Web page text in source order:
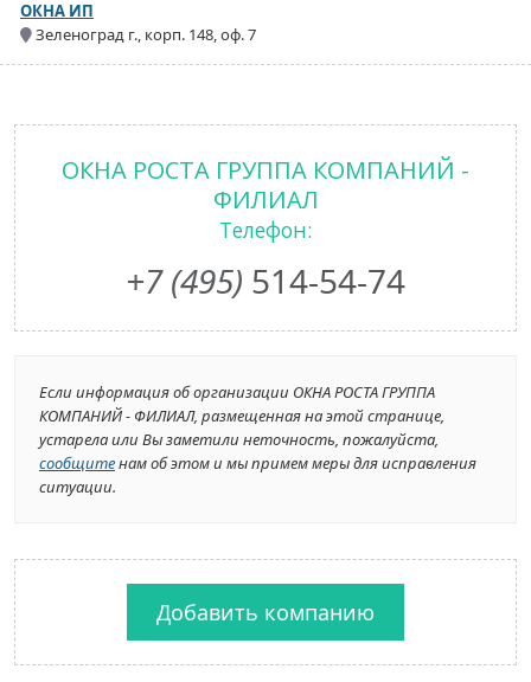
ОКНА ИП
Зеленоград г., корп. 148, оф. 7
ОКНА РОСТА ГРУППА КОМПАНИЙ -
ФИЛИАЛ
Телефон:
+7 (495) 514-54-74
Если информация об организации ОКНА РОСТА ГРУППА
КОМПАНИЙ - ФИЛИАЛ, размещенная на этой странице,
устарела или Вы заметили неточность, пожалуйста,
сообщитенам об этом и мы примем меры для исправления
ситуации.
Добавить компанию